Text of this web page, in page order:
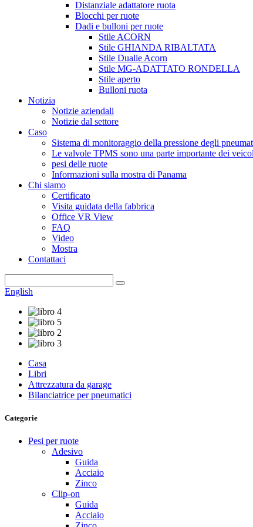
Distanziale adattatore ruota
Blocchi per ruote
Dadi e bulloni per ruote
Stile ACORN
Stile GHIANDA RIBALTATA
Stile Dualie Acorn
Stile MG-ADATTATO RONDELLA
Stile aperto
Bulloni ruota
Notizia
Notizie aziendali
Notizie dal settore
Caso
Sistema di monitoraggio della pressione degli
Le valvole TPMS sono una parte importante dei
pesi delle ruote
Informazioni sulla mostra di Panama
Chi siamo
Certificato
Visita guidata della fabbrica
Office VR View
FAQ
Video
Mostra
Contattaci
English
Casa
Libri
Attrezzatura da garage
Bilanciatrice per pneumatici
Categorie
Pesi per ruote
Adesivo
Guida
Acciaio
Zinco
Clip-on
Guida
Acciaio